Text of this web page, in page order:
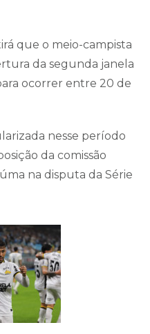
que o meio-campista
da segunda janela
ocorrer entre 20 de
nesse período
da comissão
na disputa da Série